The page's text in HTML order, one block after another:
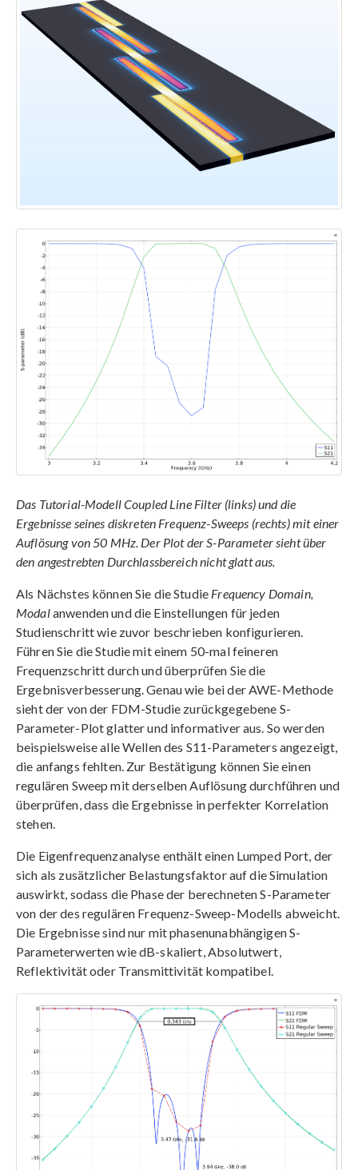
Das Tutorial-Modell Coupled Line Filter (links) und die
Ergebnisse seines diskreten Frequenz-Sweeps (rechts) mit einer
Auflösung von 50 MHz. Der Plot der S-Parameter sieht über
den angestrebten Durchlassbereich nicht glatt aus.
Als Nächstes können Sie die Studie Frequency Domain,
Modalanwenden und die Einstellungen für jeden
Studienschritt wie zuvor beschrieben konfigurieren.
Führen Sie die Studie mit einem 50-mal feineren
Frequenzschritt durch und überprüfen Sie die
Ergebnisverbesserung. Genau wie bei der AWE-Methode
sieht der von der FDM-Studie zurückgegebene S-
Parameter-Plot glatter und informativer aus. So werden
beispielsweise alle Wellen des S11-Parameters angezeigt,
die anfangs fehlten. Zur Bestätigung können Sie einen
regulären Sweep mit derselben Auflösung durchführen und
überprüfen, dass die Ergebnisse in perfekter Korrelation
stehen.
Die Eigenfrequenzanalyse enthält einen Lumped Port, der
sich als zusätzlicher Belastungsfaktor auf die Simulation
auswirkt, sodass die Phase der berechneten S-Parameter
von der des regulären Frequenz-Sweep-Modells abweicht.
Die Ergebnisse sind nur mit phasenunabhängigen S-
Parameterwerten wie dB-skaliert, Absolutwert,
Reflektivität oder Transmittivität kompatibel.